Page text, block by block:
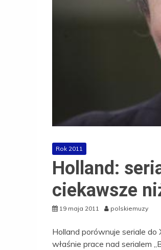
Rok 2011
Holland:
ciekawsze
19 maja 2011 polskiemuzy
Holland porównuje seriale
właśnie prace nad serialem